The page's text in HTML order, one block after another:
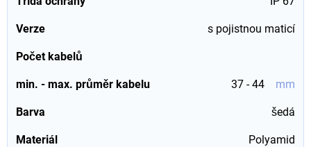
Verze s pojistnou maticí
Počet kabelů
min. - max. průměr kabelu 37 - 44 mm
Barva šedá
Materiál Polyamid